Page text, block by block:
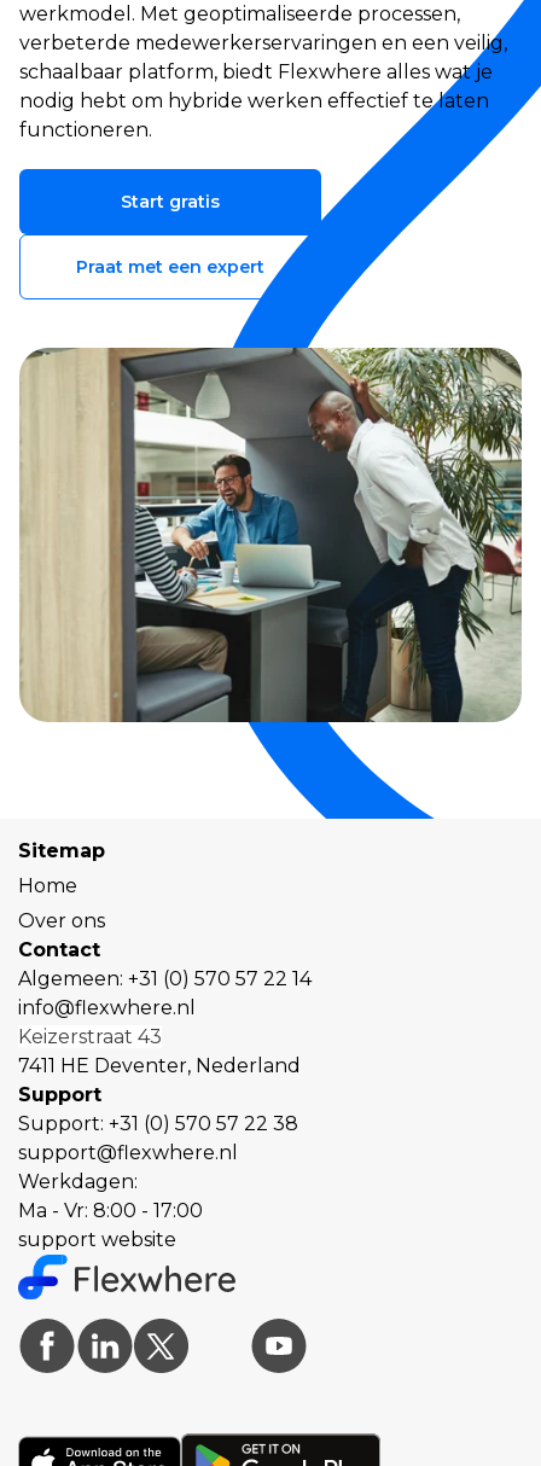
werkmodel. Met geoptimaliseerde processen,
verbeterde medewerkerservaringen en een veilig,
schaalbaar platform, biedt Flexwhere alles wat je
nodig hebt om hybride werken effectief te laten
functioneren.
Start gratis
Praat met een expert
Sitemap
Home
Over ons
Contact
Algemeen: +31 (0) 570 57 22 14
info@flexwhere.nl
Keizerstraat 43
7411 HE Deventer, Nederland
Support
Support: +31 (0) 570 57 22 38
support@flexwhere.nl
Werkdagen:
Ma - Vr: 8:00 - 17:00
support website